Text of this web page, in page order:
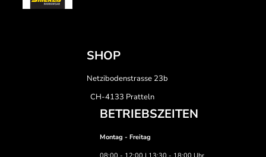
SHOP
Netzibodenstrasse 23b
CH-4133 Pratteln
BETRIEBSZEITEN
Montag - Freitag